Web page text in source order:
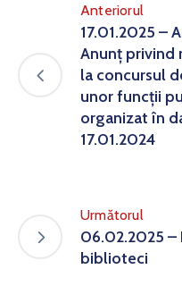
Anteriorul
17.01.2025 –
Anunț privind
la concursul
unor funcții
organizat în
17.01.2024
Următorul
06.02.2025 –
biblioteci